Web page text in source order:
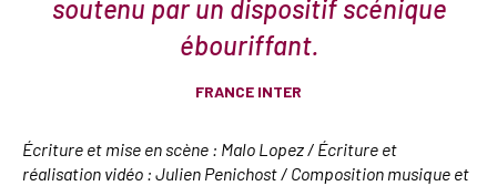
soutenu par un dispositif scénique
ébouriffant.
FRANCE INTER
Écriture et mise en scène : Malo Lopez / Écriture et
réalisation vidéo : Julien Penichost / Composition musique et